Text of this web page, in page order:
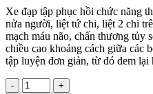
Xe đạp tập phục hồi chức năng
nửa người, liệt tứ chi, liệt 2 chi
mạch máu não, chấn thương tủy
chiều cao khoảng cách giữa các
tập luyện đơn giản, từ đó đem
-
+